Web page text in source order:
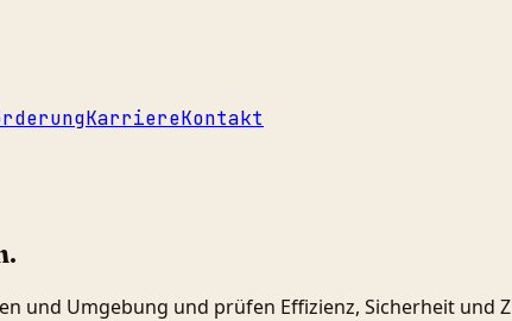
KarriereKontakt
.
und Umgebung und prüfen Effizienz, Sicherheit und